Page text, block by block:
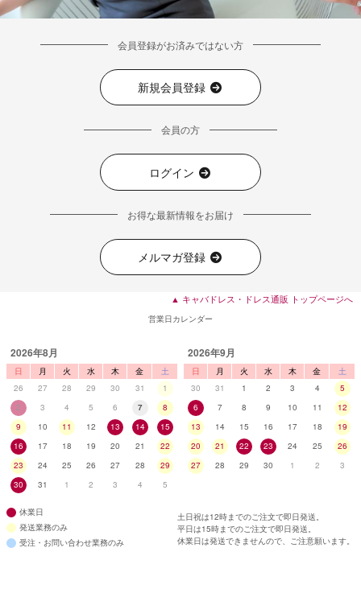
会員登録がお済みではない方
新規会員登録
会員の方
ログイン
お得な最新情報をお届け
メルマガ登録
▲ キャバドレス・ドレス通販 トップページへ
営業日カレンダー
2026年8月
日 月 火 水 木 金
土
26
27 28 29 30 31
1
2
3 4 5 6 7
8
9
10 11 12 13 14
15
16
17 18 19 20 21
22
23
24 25 26 27 28
29
30
31 1 2 3 4 5
2026年9月
日 月 火 水 木 金
土
30
31 1 2 3 4
5
6
7 8 9 10 11
12
13
14 15 16 17 18
19
20
21 22 23 24 25
26
27
28 29 30 1 2 3
休業日
発送業務のみ
受注・お問い合わせ業務のみ
土日祝は12時までのご注文で即日発送。
平日は15時までのご注文で即日発送。
休業日は発送できませんので、ご注意願います。